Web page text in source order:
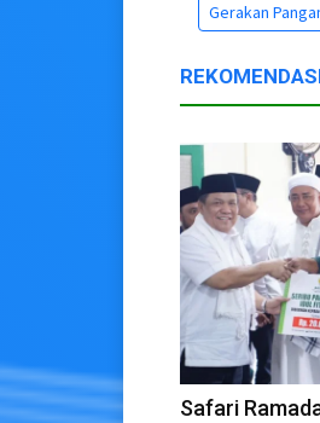
Gerakan
Safari